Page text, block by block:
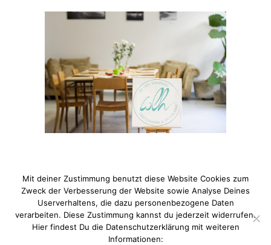
© 2021 Pixi mit Milch. All Rights Reserved. Du hast Fragen
zum Thema Datenschutz? Hier findest du meine
Mit deiner Zustimmung benutzt diese Website Cookies zum
Zweck der Verbesserung der Website sowie Analyse Deines
Userverhaltens, die dazu personenbezogene Daten
verarbeiten. Diese Zustimmung kannst du jederzeit widerrufen.
Hier findest Du die Datenschutzerklärung mit weiteren
Informationen: